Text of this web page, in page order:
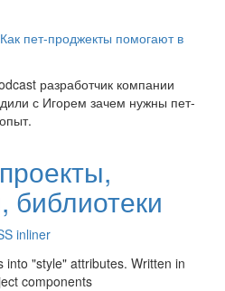
пет-проджекты помогают в
разработчик компании
с Игорем зачем нужны пет-
библиотеки
inliner
into "style" attributes. Written in
components